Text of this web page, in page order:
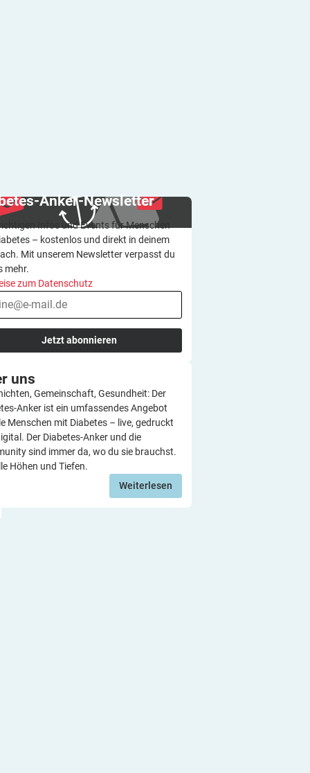
Anker-Newsletter
Infos und Events für Menschen
– kostenlos und direkt in deinem
Mit unserem Newsletter verpasst du
mehr.
zum Datenschutz
Jetzt abonnieren
uns
Gemeinschaft, Gesundheit: Der
Anker ist ein umfassendes Angebot
Menschen mit Diabetes – live, gedruckt
Der Diabetes-Anker und die
sind immer da, wo du sie brauchst.
Höhen und Tiefen.
Weiterlesen